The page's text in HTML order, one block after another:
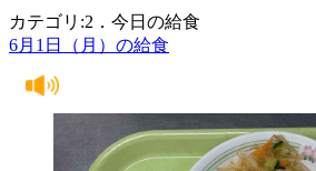
カテゴリ:2．今日の給食
6月1日（月）の給食